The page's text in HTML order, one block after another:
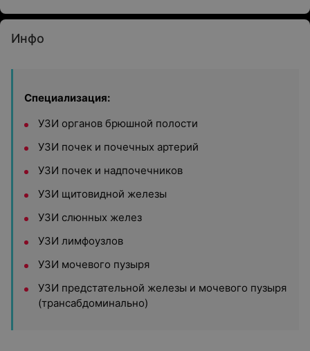
Инфо
Специализация:
УЗИ органов брюшной полости
УЗИ почек и почечных артерий
УЗИ почек и надпочечников
УЗИ щитовидной железы
УЗИ слюнных желез
УЗИ лимфоузлов
УЗИ мочевого пузыря
УЗИ предстательной железы и мочевого пузыря
(трансабдоминально)